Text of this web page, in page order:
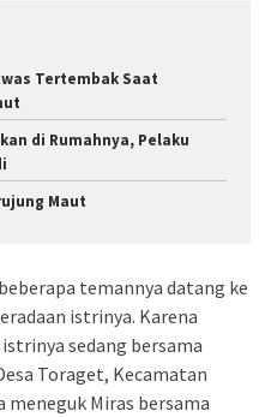
Tertembak Saat
di Rumahnya, Pelaku
Maut
temannya datang ke
istrinya. Karena
sedang bersama
Toraget, Kecamatan
Miras bersama